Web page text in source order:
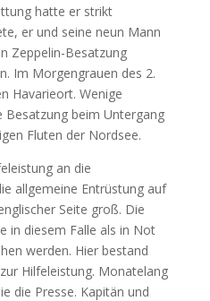
hatte er strikt
er und seine neun Mann
Zeppelin-Besatzung
Im Morgengrauen des 2.
Havarieort. Wenige
Besatzung beim Untergang
Fluten der Nordsee.
an die
allgemeine Entrüstung auf
Seite groß. Die
in diesem Falle als in Not
werden. Hier bestand
Hilfeleistung. Monatelang
die Presse. Kapitän und